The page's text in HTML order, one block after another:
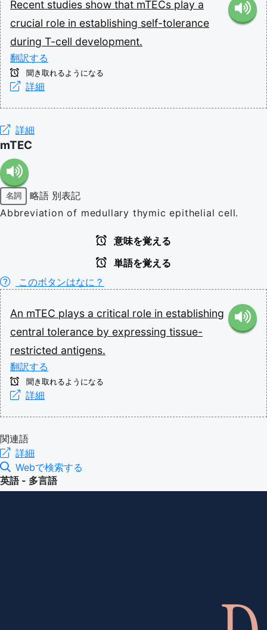
Recent studies show that mTECs play a
crucial role in establishing self-tolerance
during T-cell development.
翻訳する
聞き取れるようになる
詳細
詳細
mTEC
名詞 略語 別表記
Abbreviation of medullary thymic epithelial cell.
意味を覚える
単語を覚える
このボタンはなに？
An mTEC plays a critical role in establishing
central tolerance by expressing tissue-
restricted antigens.
翻訳する
聞き取れるようになる
詳細
関連語
詳細
Webで検索する
英語 - 多言語